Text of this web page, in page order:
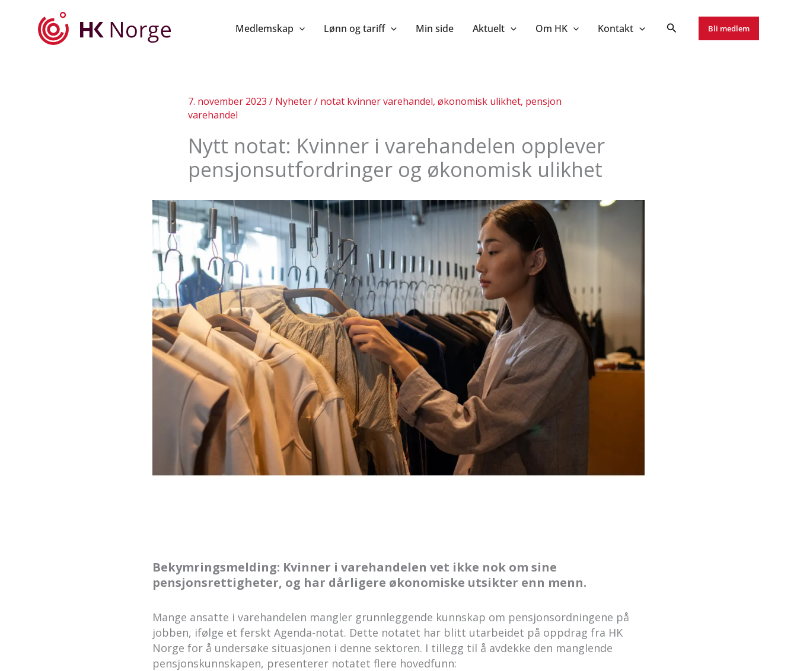
Medlemskap Lønn og tariff Min side Aktuelt Om HK Kontakt Bli medlem
7. november 2023 / Nyheter/ notat kvinner varehandel, økonomisk ulikhet, pensjon
varehandel
Nytt notat: Kvinner i varehandelen opplever
pensjonsutfordringer og økonomisk ulikhet
Bekymringsmelding: Kvinner i varehandelen vet ikke nok om sine
pensjonsrettigheter, og har dårligere økonomiske utsikter enn menn.
Mange ansatte i varehandelen mangler grunnleggende kunnskap om pensjonsordningene på
jobben, ifølge et ferskt Agenda-notat. Dette notatet har blitt utarbeidet på oppdrag fra HK
Norge for å undersøke situasjonen i denne sektoren. I tillegg til å avdekke den manglende
pensjonskunnskapen, presenterer notatet flere hovedfunn: